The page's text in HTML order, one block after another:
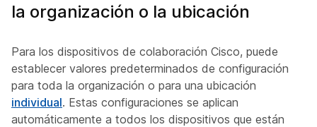
la organización o la ubicación
Para los dispositivos de colaboración Cisco, puede
establecer valores predeterminados de configuración
para toda la organización o para una ubicación
individual. Estas configuraciones se aplican
automáticamente a todos los dispositivos que están